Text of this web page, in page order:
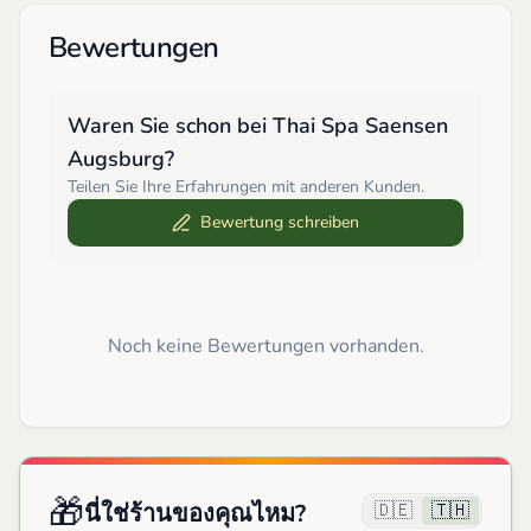
Bewertungen
Waren Sie schon bei Thai Spa Saensen
Augsburg?
Teilen Sie Ihre Erfahrungen mit anderen Kunden.
Bewertung schreiben
Noch keine Bewertungen vorhanden.
🎁นี่ใช่ร้านของคุณไหม? 🇩🇪 🇹🇭